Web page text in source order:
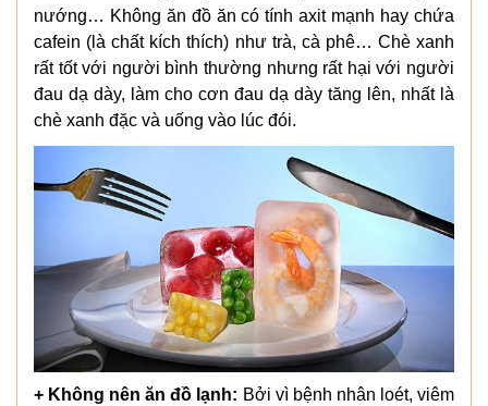
nướng… Không ăn đồ ăn có tính axit mạnh hay chứa
cafein (là chất kích thích) như trà, cà phê… Chè xanh
rất tốt với người bình thường nhưng rất hại với người
đau dạ dày, làm cho cơn đau dạ dày tăng lên, nhất là
chè xanh đặc và uống vào lúc đói.
+ Không nên ăn đồ lạnh: Bởi vì bệnh nhân loét, viêm